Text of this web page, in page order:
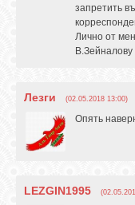
запретить
Лично от
Лезги (02.05.2018 13:00)
Опять
LEZGIN1995